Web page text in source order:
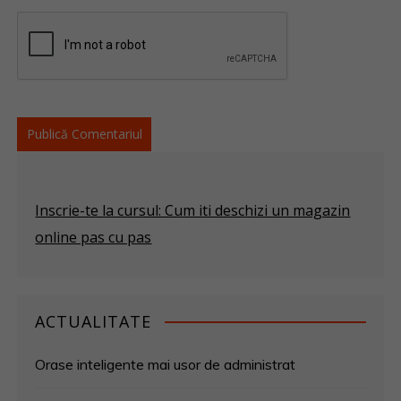
Inscrie-te la cursul: Cum iti deschizi un magazin
online pas cu pas
ACTUALITATE
Orase inteligente mai usor de administrat